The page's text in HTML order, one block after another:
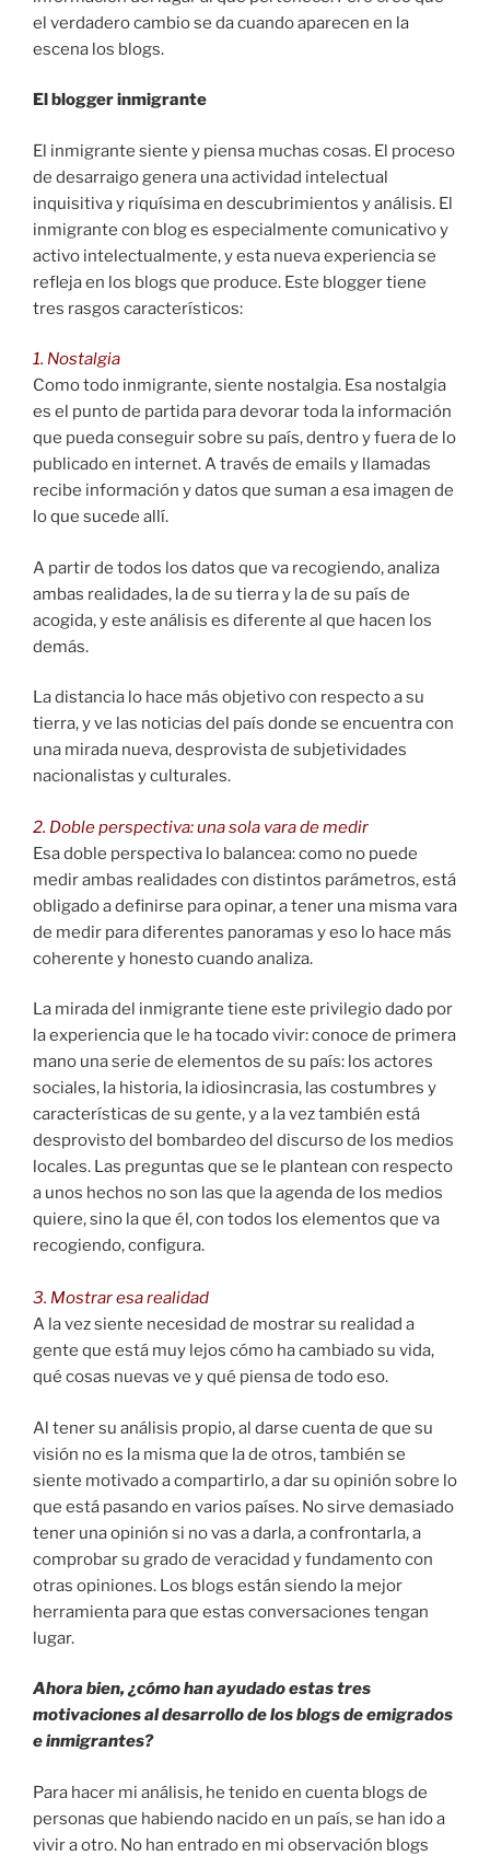
el verdadero cambio se da cuando aparecen en la
escena los blogs.
El blogger inmigrante
El inmigrante siente y piensa muchas cosas. El proceso
de desarraigo genera una actividad intelectual
inquisitiva y riquísima en descubrimientos y análisis. El
inmigrante con blog es especialmente comunicativo y
activo intelectualmente, y esta nueva experiencia se
refleja en los blogs que produce. Este blogger tiene
tres rasgos característicos:
1. Nostalgia
Como todo inmigrante, siente nostalgia. Esa nostalgia
es el punto de partida para devorar toda la información
que pueda conseguir sobre su país, dentro y fuera de lo
publicado en internet. A través de emails y llamadas
recibe información y datos que suman a esa imagen de
lo que sucede allí.
A partir de todos los datos que va recogiendo, analiza
ambas realidades, la de su tierra y la de su país de
acogida, y este análisis es diferente al que hacen los
demás.
La distancia lo hace más objetivo con respecto a su
tierra, y ve las noticias del país donde se encuentra con
una mirada nueva, desprovista de subjetividades
nacionalistas y culturales.
2. Doble perspectiva: una sola vara de medir
Esa doble perspectiva lo balancea: como no puede
medir ambas realidades con distintos parámetros, está
obligado a definirse para opinar, a tener una misma vara
de medir para diferentes panoramas y eso lo hace más
coherente y honesto cuando analiza.
La mirada del inmigrante tiene este privilegio dado por
la experiencia que le ha tocado vivir: conoce de primera
mano una serie de elementos de su país: los actores
sociales, la historia, la idiosincrasia, las costumbres y
características de su gente, y a la vez también está
desprovisto del bombardeo del discurso de los medios
locales. Las preguntas que se le plantean con respecto
a unos hechos no son las que la agenda de los medios
quiere, sino la que él, con todos los elementos que va
recogiendo, configura.
3. Mostrar esa realidad
A la vez siente necesidad de mostrar su realidad a
gente que está muy lejos cómo ha cambiado su vida,
qué cosas nuevas ve y qué piensa de todo eso.
Al tener su análisis propio, al darse cuenta de que su
visión no es la misma que la de otros, también se
siente motivado a compartirlo, a dar su opinión sobre lo
que está pasando en varios países. No sirve demasiado
tener una opinión si no vas a darla, a confrontarla, a
comprobar su grado de veracidad y fundamento con
otras opiniones. Los blogs están siendo la mejor
herramienta para que estas conversaciones tengan
lugar.
Ahora bien, ¿cómo han ayudado estas tres
motivaciones al desarrollo de los blogs de emigrados
e inmigrantes?
Para hacer mi análisis, he tenido en cuenta blogs de
personas que habiendo nacido en un país, se han ido a
vivir a otro. No han entrado en mi observación blogs